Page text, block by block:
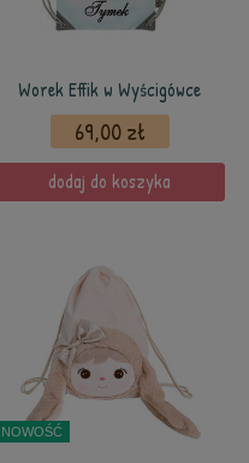
Worek Effik w Wyścigówce
69,00 zł
dodaj do koszyka
NOWOŚĆ